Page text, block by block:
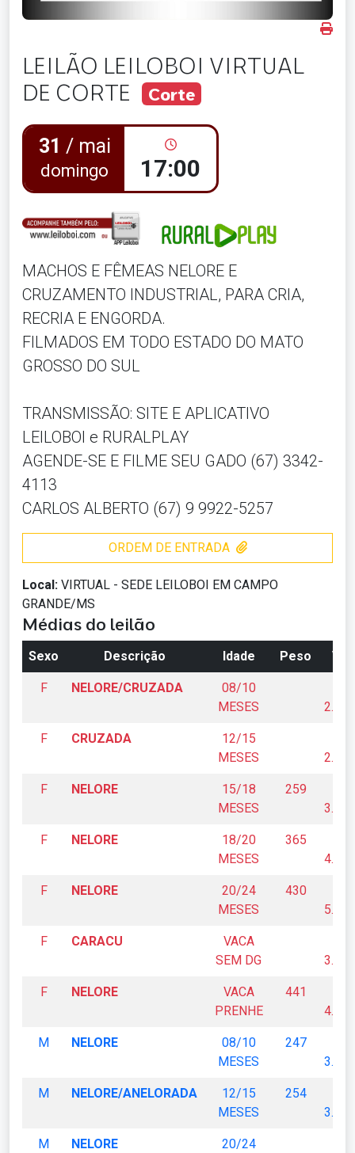
LEILÃO LEILOBOI VIRTUAL
DE CORTE
Corte
31 / mai
domingo 17:00
MACHOS E FÊMEAS NELORE E
CRUZAMENTO INDUSTRIAL, PARA CRIA,
RECRIA E ENGORDA.
FILMADOS EM TODO ESTADO DO MATO
GROSSO DO SUL
TRANSMISSÃO: SITE E APLICATIVO
LEILOBOI e RURALPLAY
AGENDE-SE E FILME SEU GADO (67) 3342-
4113
CARLOS ALBERTO (67) 9 9922-5257
ORDEM DE ENTRADA
Local: VIRTUAL - SEDE LEILOBOI EM CAMPO
GRANDE/MS
Médias do leilão
Sexo Descrição Idade Peso
F NELORE/CRUZADA
08/10
MESES
F CRUZADA
12/15
MESES
F NELORE
15/18
MESES
259
F NELORE
18/20
MESES
365
F NELORE
20/24
MESES
430
F CARACU
VACA
SEM DG
F NELORE
VACA
PRENHE
441
M NELORE
08/10
MESES
247
M NELORE/ANELORADA
12/15
MESES
254
M NELORE
20/24